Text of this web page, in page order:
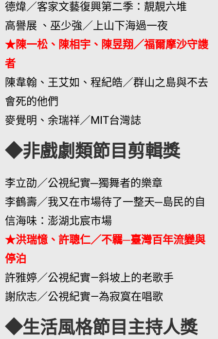
德煒／客家文藝復興第二季：靚靚六堆
高譽展 、巫少強／上山下海過一夜
★陳一松、陳相宇、陳昱翔／福爾摩沙守謢
者
陳韋翰、王艾如、程紀皓／群山之島與不去
會死的他們
麥覺明、余瑞祥／MIT台灣誌
◆非戲劇類節目剪輯獎
李立劭／公視紀實─獨舞者的樂章
李鶴壽／我又在市場待了一整天─島民的自
信海味：澎湖北宸市場
★洪瑞憶、許聰仁／不羈─臺灣百年流變與
停泊
許雅婷／公視紀實—斜坡上的老歌手
謝欣志／公視紀實—為寂寞在唱歌
◆生活風格節目主持人獎